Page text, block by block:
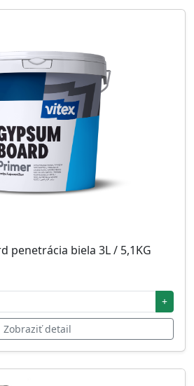
penetrácia biela 3L / 5,1KG
+
Zobraziť detail